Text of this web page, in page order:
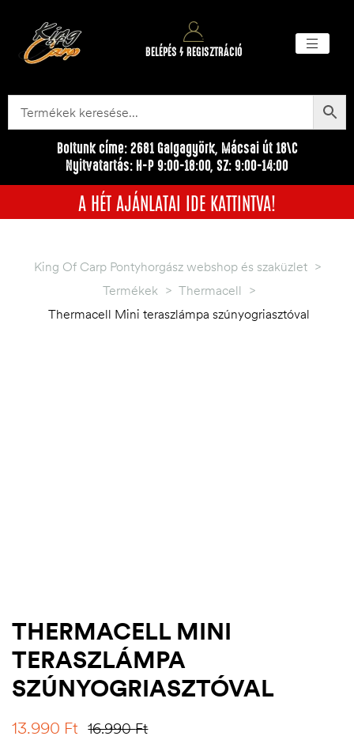
BELÉPÉS / REGISZTRÁCIÓ
Boltunk címe: 2681 Galgagyörk, Mácsai út 18\C
Nyitvatartás: H-P 9:00-18:00, SZ: 9:00-14:00
A HÉT AJÁNLATAI IDE KATTINTVA!
King Of Carp Pontyhorgász webshop és szaküzlet >
Termékek > Thermacell >
Thermacell Mini teraszlámpa szúnyogriasztóval
THERMACELL MINI
TERASZLÁMPA
SZÚNYOGRIASZTÓVAL
16.990Ft
13.990 Ft